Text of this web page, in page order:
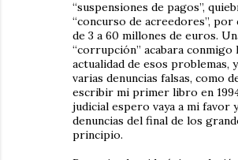
“suspensiones de pagos”,
“concurso de acreedores”, por
de 3 a 60 millones de euros.
“corrupción” acabara conmigo
actualidad de esos problemas,
varias denuncias falsas, como
escribir mi primer libro en
judicial espero vaya a mi favor
denuncias del final de los
principio.